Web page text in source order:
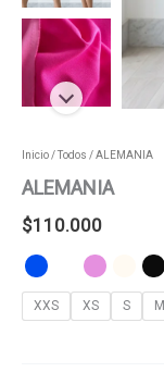
Inicio/Todos / ALEMANIA
ALEMANIA
$110.000
XXS XS S M